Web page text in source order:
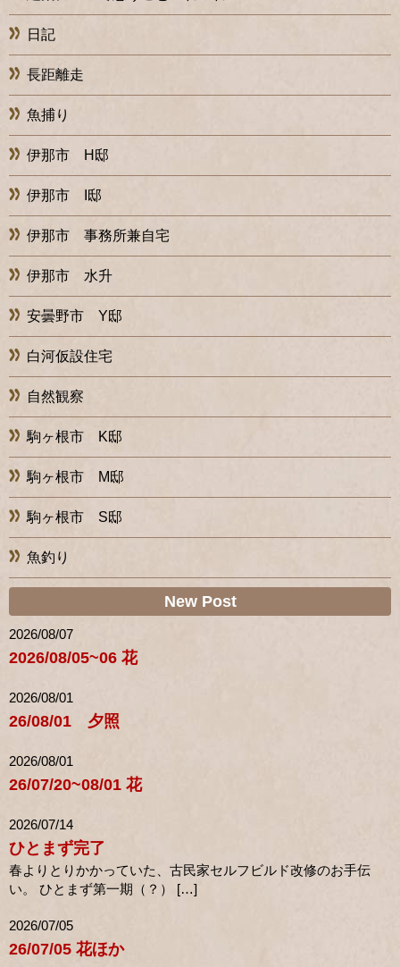
日記
長距離走
魚捕り
伊那市 H邸
伊那市 I邸
伊那市 事務所兼自宅
伊那市 水升
安曇野市 Y邸
白河仮設住宅
自然観察
駒ヶ根市 K邸
駒ヶ根市 M邸
駒ヶ根市 S邸
魚釣り
New Post
2026/08/07
2026/08/05~06 花
2026/08/01
26/08/01 夕照
2026/08/01
26/07/20~08/01 花
2026/07/14
ひとまず完了
春よりとりかかっていた、古民家セルフビルド改修のお手伝
い。 ひとまず第一期（？） […]
2026/07/05
26/07/05 花ほか